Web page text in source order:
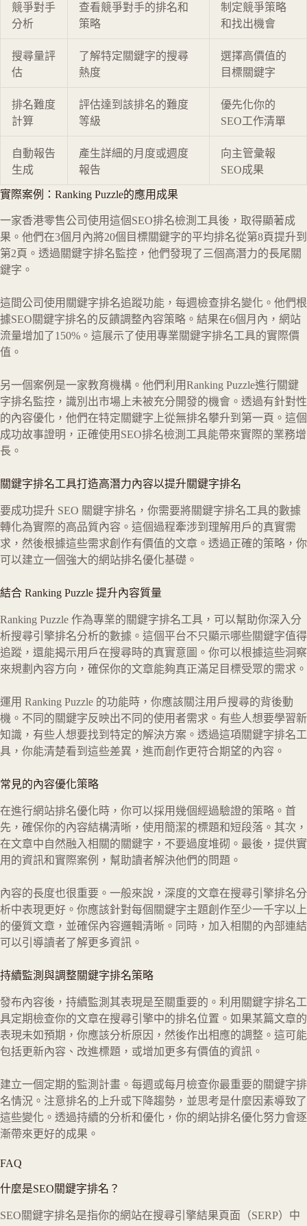
競爭對手
分析
查看競爭對手的排名和
策略
制定競爭策略
和找出機會
搜尋量評
估
了解特定關鍵字的搜尋
熱度
選擇高價值的
目標關鍵字
排名難度
計算
評估達到該排名的難度
等級
優先化你的
SEO工作清單
自動報告
生成
產生詳細的月度或週度
報告
向主管彙報
SEO成果
實際案例：Ranking Puzzle的應用成果
一家香港零售公司使用這個SEO排名檢測工具後，取得顯著成
果。他們在3個月內將20個目標關鍵字的平均排名從第8頁提升到
第2頁。透過關鍵字排名監控，他們發現了三個高潛力的長尾關
鍵字。
這間公司使用關鍵字排名追蹤功能，每週檢查排名變化。他們根
據SEO關鍵字排名的反饋調整內容策略。結果在6個月內，網站
流量增加了150%。這展示了使用專業關鍵字排名工具的實際價
值。
另一個案例是一家教育機構。他們利用Ranking Puzzle進行關鍵
字排名監控，識別出市場上未被充分開發的機會。透過有針對性
的內容優化，他們在特定關鍵字上從無排名攀升到第一頁。這個
成功故事證明，正確使用SEO排名檢測工具能帶來實際的業務增
長。
關鍵字排名工具打造高潛力內容以提升關鍵字排名
要成功提升 SEO 關鍵字排名，你需要將關鍵字排名工具的數據
轉化為實際的高品質內容。這個過程牽涉到理解用戶的真實需
求，然後根據這些需求創作有價值的文章。透過正確的策略，你
可以建立一個強大的網站排名優化基礎。
結合 Ranking Puzzle 提升內容質量
Ranking Puzzle 作為專業的關鍵字排名工具，可以幫助你深入分
析搜尋引擎排名分析的數據。這個平台不只顯示哪些關鍵字值得
追蹤，還能揭示用戶在搜尋時的真實意圖。你可以根據這些洞察
來規劃內容方向，確保你的文章能夠真正滿足目標受眾的需求。
運用 Ranking Puzzle 的功能時，你應該關注用戶搜尋的背後動
機。不同的關鍵字反映出不同的使用者需求。有些人想要學習新
知識，有些人想要找到特定的解決方案。透過這項關鍵字排名工
具，你能清楚看到這些差異，進而創作更符合期望的內容。
常見的內容優化策略
在進行網站排名優化時，你可以採用幾個經過驗證的策略。首
先，確保你的內容結構清晰，使用簡潔的標題和短段落。其次，
在文章中自然融入相關的關鍵字，不要過度堆砌。最後，提供實
用的資訊和實際案例，幫助讀者解決他們的問題。
內容的長度也很重要。一般來說，深度的文章在搜尋引擎排名分
析中表現更好。你應該針對每個關鍵字主題創作至少一千字以上
的優質文章，並確保內容邏輯清晰。同時，加入相關的內部連結
可以引導讀者了解更多資訊。
持續監測與調整關鍵字排名策略
發布內容後，持續監測其表現是至關重要的。利用關鍵字排名工
具定期檢查你的文章在搜尋引擎中的排名位置。如果某篇文章的
表現未如預期，你應該分析原因，然後作出相應的調整。這可能
包括更新內容、改進標題，或增加更多有價值的資訊。
建立一個定期的監測計畫。每週或每月檢查你最重要的關鍵字排
名情況。注意排名的上升或下降趨勢，並思考是什麼因素導致了
這些變化。透過持續的分析和優化，你的網站排名優化努力會逐
漸帶來更好的成果。
FAQ
什麼是SEO關鍵字排名？
SEO關鍵字排名是指你的網站在搜尋引擎結果頁面（SERP）中